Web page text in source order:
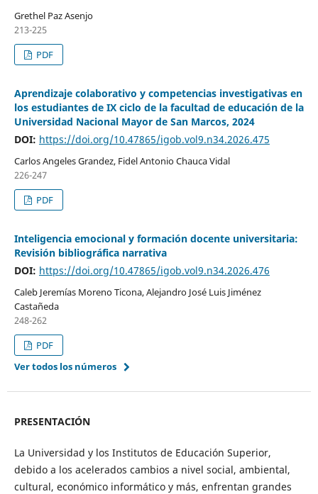
Grethel Paz Asenjo
213-225
PDF
Aprendizaje colaborativo y competencias investigativas en
los estudiantes de IX ciclo de la facultad de educación de la
Universidad Nacional Mayor de San Marcos, 2024
DOI: https://doi.org/10.47865/igob.vol9.n34.2026.475
Carlos Angeles Grandez, Fidel Antonio Chauca Vidal
226-247
PDF
Inteligencia emocional y formación docente universitaria:
Revisión bibliográfica narrativa
DOI: https://doi.org/10.47865/igob.vol9.n34.2026.476
Caleb Jeremías Moreno Ticona, Alejandro José Luis Jiménez
Castañeda
248-262
PDF
Ver todos los números
PRESENTACIÓN
La Universidad y los Institutos de Educación Superior,
debido a los acelerados cambios a nivel social, ambiental,
cultural, económico informático y más, enfrentan grandes